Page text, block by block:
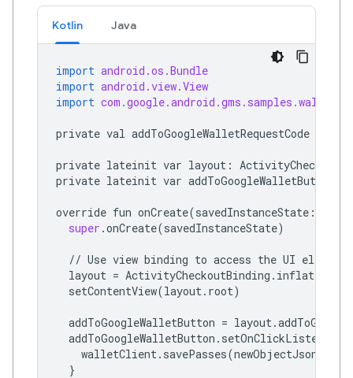
Kotlin Java
import android.os.Bundle
import android.view.View
import
private val addToGoogleWalletRequestCode
private lateinit var layout :
private lateinit var addToGoogleWalletButton
override fun onCreate(savedInstanceState :
super .onCreate(savedInstanceState)
// Use view binding to access the UI elements
layout = ActivityCheckoutBinding . inflate
setContentView(layout. root)
addToGoogleWalletButton = layout.
addToGoogleWalletButton . setOnClickListener
walletClient. savePasses(newObjectJson
}